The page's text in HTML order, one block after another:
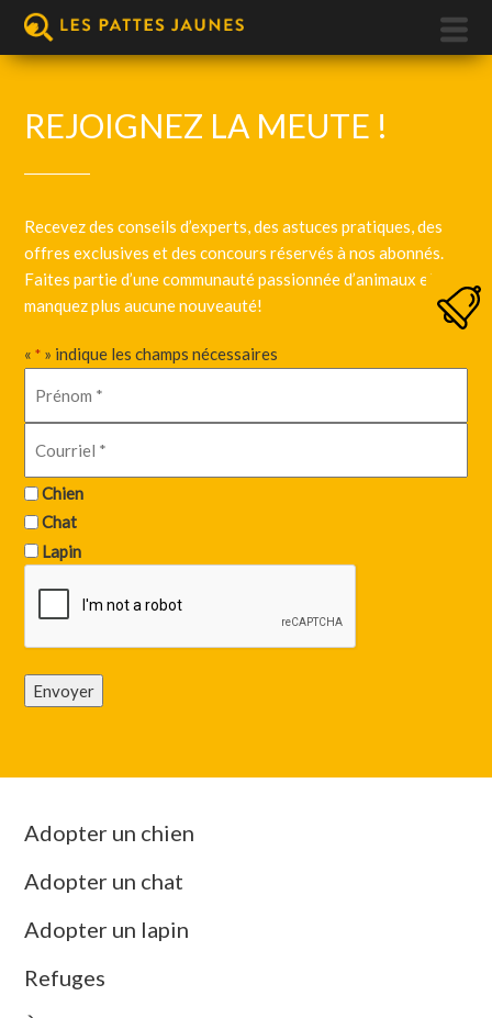
REJOIGNEZ LA MEUTE !
Recevez des conseils d’experts, des astuces pratiques, des
offres exclusives et des concours réservés à nos abonnés.
Faites partie d’une communauté passionnée d’animaux et ne
manquez plus aucune nouveauté!
«* » indique les champs nécessaires
Chien
Chat
Lapin
Envoyer
Adopter un chien
Adopter un chat
Adopter un lapin
Refuges